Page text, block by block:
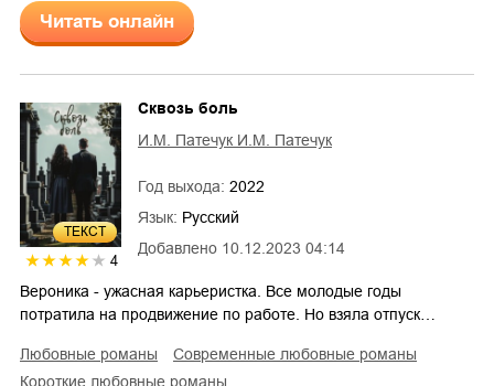
Читать онлайн
ТЕКСТ
4
Добавлено 10.12.2023 04:14
Сквозь боль
И.М. Патечук И.М. Патечук
Год выхода: 2022
Язык: Русский
Вероника - ужасная карьеристка. Все молодые годы
потратила на продвижение по работе. Но взяла отпуск…
любовные романы
современные любовные романы
короткие любовные романы